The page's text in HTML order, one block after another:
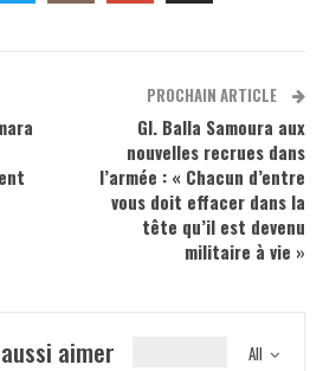
PROCHAIN ARTICLE
Gl. Balla Samoura aux
nouvelles recrues dans
l’armée : « Chacun d’entre
vous doit effacer dans la
tête qu’il est devenu
militaire à vie »
All
aimer